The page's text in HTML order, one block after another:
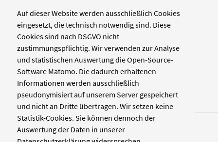
Auf dieser Website werden ausschließlich Cookies
eingesetzt, die technisch notwendig sind. Diese
Cookies sind nach DSGVO nicht
zustimmungspflichtig. Wir verwenden zur Analyse
und statistischen Auswertung die Open-Source-
Software Matomo. Die dadurch erhaltenen
Informationen werden ausschließlich
pseudonymisiert auf unserem Server gespeichert
und nicht an Dritte übertragen. Wir setzen keine
Statistik-Cookies. Sie können dennoch der
Auswertung der Daten in unserer
Verlag
Zellwerk GmbH & Co KG
Pinienstraße 2
40233 Düsseldorf
www.zellwerk.com